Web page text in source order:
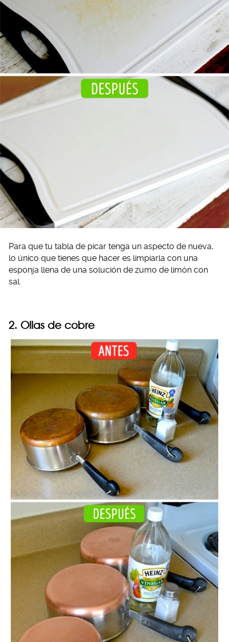
Para que tu tabla de picar tenga un aspecto de nueva,
lo único que tienes que hacer es limpiarla con una
esponja llena de una solución de zumo de limón con
sal.
2. Ollas de cobre